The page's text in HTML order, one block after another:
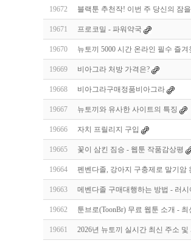
19672 블랙툰 추천작! 이번 주 당신의 잠
19671 프로코밀 - 파워약국
19670 뉴토끼 5000 시간 온라인 필수 즐
19669 비아그라 처방 가격은?
19668 비아그라구매정품비아그라
19667 뉴토끼와 유사한 사이트의 특징
19666 자치 프릴리지 구입
19665 꽃이 삼킨 짐승 - 웹툰 작품감상평
19664 펜벤다졸, 강아지 구충제로 말기암
19663 메벤다졸 구매대행하는 방법 - 러
19662 툰브로(ToonBr) 무료 웹툰 소개 -
19661 2026년 뉴토끼 실시간 최신 주소